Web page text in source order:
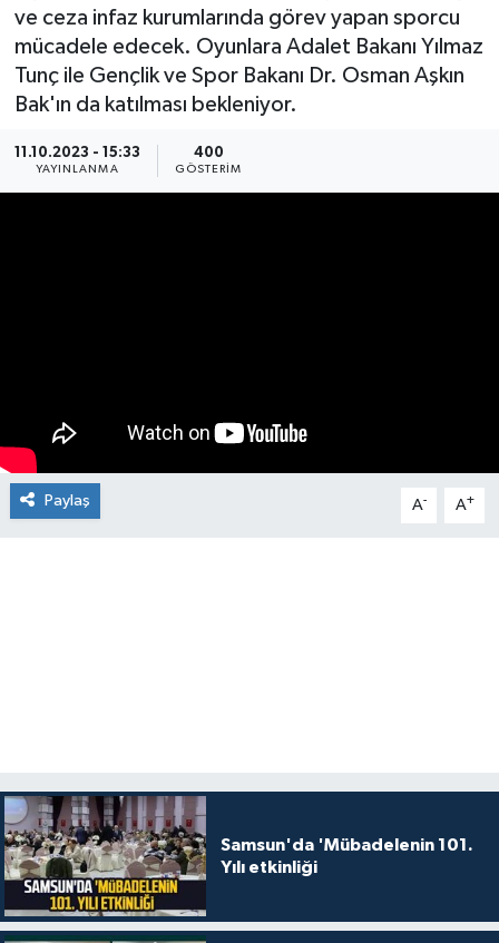
ve ceza infaz kurumlarında görev yapan sporcu
mücadele edecek. Oyunlara Adalet Bakanı Yılmaz
Tunç ile Gençlik ve Spor Bakanı Dr. Osman Aşkın
Bak'ın da katılması bekleniyor.
11.10.2023 - 15:33
YAYINLANMA
400
GÖSTERIM
Paylaş A- A+
Samsun'da 'Mübadelenin 101.
Yılı etkinliği
Yemek
Manşet Haberi
Haber Arşivi